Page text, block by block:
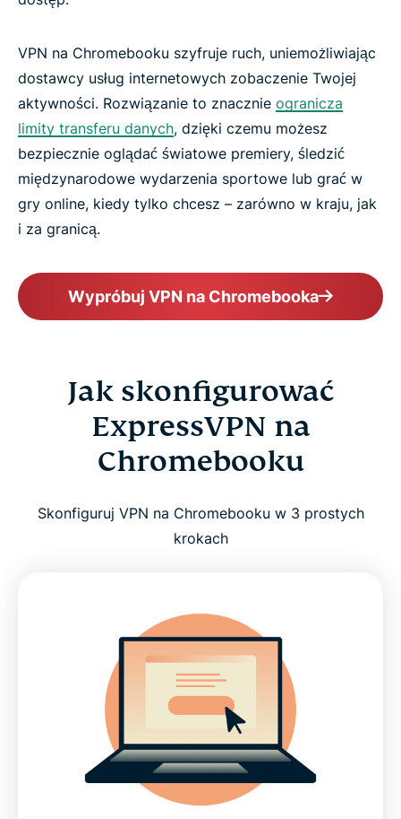
VPN na Chromebooku szyfruje ruch, uniemożliwiając
dostawcy usług internetowych zobaczenie Twojej
aktywności. Rozwiązanie to znacznie ogranicza
limity transferu danych, dzięki czemu możesz
bezpiecznie oglądać światowe premiery, śledzić
międzynarodowe wydarzenia sportowe lub grać w
gry online, kiedy tylko chcesz – zarówno w kraju, jak
i za granicą.
Wypróbuj VPN na Chromebooka
Jak skonfigurować
ExpressVPN na
Chromebooku
Skonfiguruj VPN na Chromebooku w 3 prostych
krokach